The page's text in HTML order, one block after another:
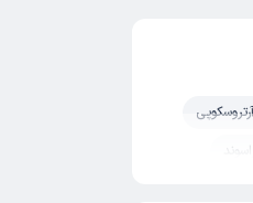
آرتروسکوپی